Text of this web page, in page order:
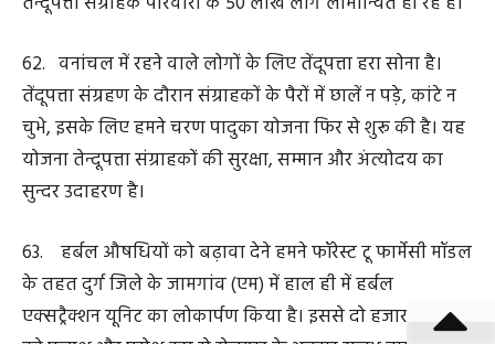
कलाग्राम की स्थापना के लिए 10 एकड़ भूमि आवंटित की गई है।
कलाकारों और साहित्यकारों को दी जाने वाली पेंशन राशि को हमने
2 हजार रुपए से बढ़ाकर 5 हजार रुपए प्रति माह कर दिया है।